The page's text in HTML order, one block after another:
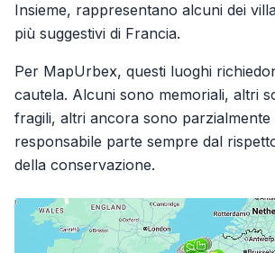
Insieme, rappresentano alcuni dei
più suggestivi di Francia.
Per MapUrbex, questi luoghi
cautela. Alcuni sono memoriali, altri
fragili, altri ancora sono parzialmente
responsabile parte sempre dal
della conservazione.